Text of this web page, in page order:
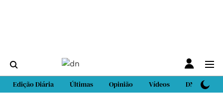
Edição Diária Últimas Opinião Vídeos DN Sport